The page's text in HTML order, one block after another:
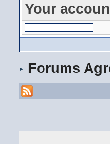
Your
Forums